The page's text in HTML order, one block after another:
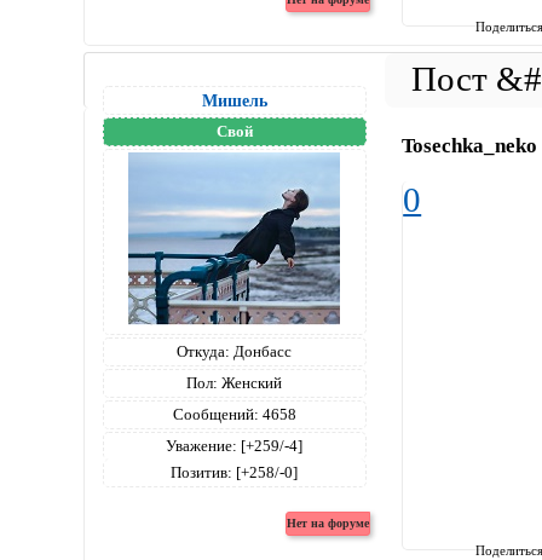
Мишель
Свой
Откуда: Донбасс
Пол: Женский
Сообщений: 4658
Уважение: [+259/-4]
Позитив: [+258/-0]
Tosechka_neko
0